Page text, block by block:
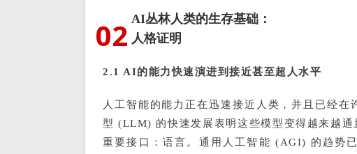
02 AI丛林人类的生存基础：
人格证明
2.1 AI的能力快速演进到接近甚至超人水平
人工智能的能力正在迅速接近人类，并且已经
型 (LLM) 的快速发展表明这些模型变得越来越
重要接口：语言。通用人工智能 (AGI) 的趋势